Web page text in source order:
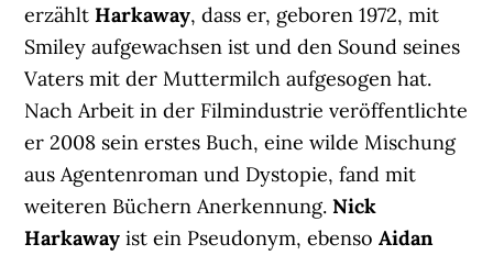
erzähltHarkaway, dass er, geboren 1972, mit
Smiley aufgewachsen ist und den Sound seines
Vaters mit der Muttermilch aufgesogen hat.
Nach Arbeit in der Filmindustrie veröffentlichte
er 2008 sein erstes Buch, eine wilde Mischung
aus Agentenroman und Dystopie, fand mit
weiteren Büchern Anerkennung.Nick
Harkaway ist ein Pseudonym, ebensoAidan